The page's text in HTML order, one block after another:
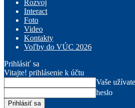
Rozvoj
Interact
Foto
Video
Kontakty
Voľby do VÚC 2026
Prihlásiť sa
Vitajte! prihlásenie k účtu
Vaše
heslo